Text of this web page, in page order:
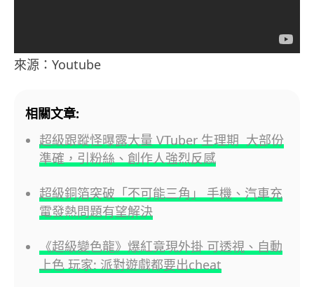
來源：Youtube
相關文章:
超級跟蹤怪曝露大量 VTuber 生理期 大部份
準確，引粉絲、創作人強烈反感
超級銅箔突破「不可能三角」 手機、汽車充
電發熱問題有望解決
《超級變色龍》爆紅竟現外掛 可透視、自動
上色 玩家: 派對遊戲都要出cheat